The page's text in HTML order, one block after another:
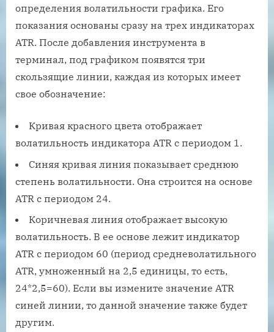
определения волатильности графика. Его
показания основаны сразу на трех индикаторах
ATR. После добавления инструмента в
терминал, под графиком появятся три
скользящие линии, каждая из которых имеет
свое обозначение:
Кривая красного цвета отображает
волатильность индикатора ATR с периодом 1.
Синяя кривая линия показывает среднюю
степень волатильности. Она строится на основе
ATR с периодом 24.
Коричневая линия отображает высокую
волатильность. В ее основе лежит индикатор
ATR с периодом 60 (период средневолатильного
ATR, умноженный на 2,5 единицы, то есть,
24*2,5=60). Если вы измените значение ATR
синей линии, то данной значение также будет
другим.